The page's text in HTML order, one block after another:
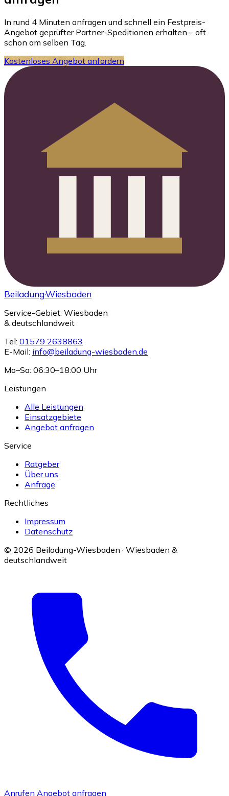
In rund 4 Minuten anfragen und schnell ein Festpreis-
Angebot geprüfter Partner-Speditionen erhalten – oft
schon am selben Tag.
Kostenloses Angebot anfordern
Beiladung·Wiesbaden
Service-Gebiet: Wiesbaden
& deutschlandweit
Tel: 01579 2638863
E-Mail: info@beiladung-wiesbaden.de
Mo–Sa: 06:30–18:00 Uhr
Leistungen
Alle Leistungen
Einsatzgebiete
Angebot anfragen
Service
Ratgeber
Über uns
Anfrage
Rechtliches
Impressum
Datenschutz
© 2026 Beiladung-Wiesbaden · Wiesbaden &
deutschlandweit
Anrufen Angebot anfragen